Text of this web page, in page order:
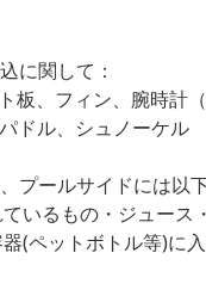
に関して：
板、フィン、腕時計
ドル、シュノーケル
プールサイドには以
いるもの・ジュース
(ペットボトル等)に